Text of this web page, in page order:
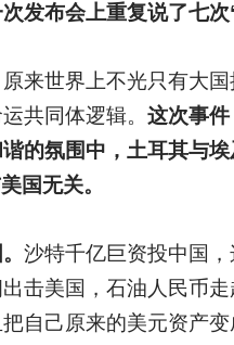
发布会上重复说了七次
来世界上不光只有大
共同体逻辑。 这次事
的氛围中，土耳其与
国无关。
沙特千亿巨资投中国
击美国，石油人民币
自己原来的美元资产